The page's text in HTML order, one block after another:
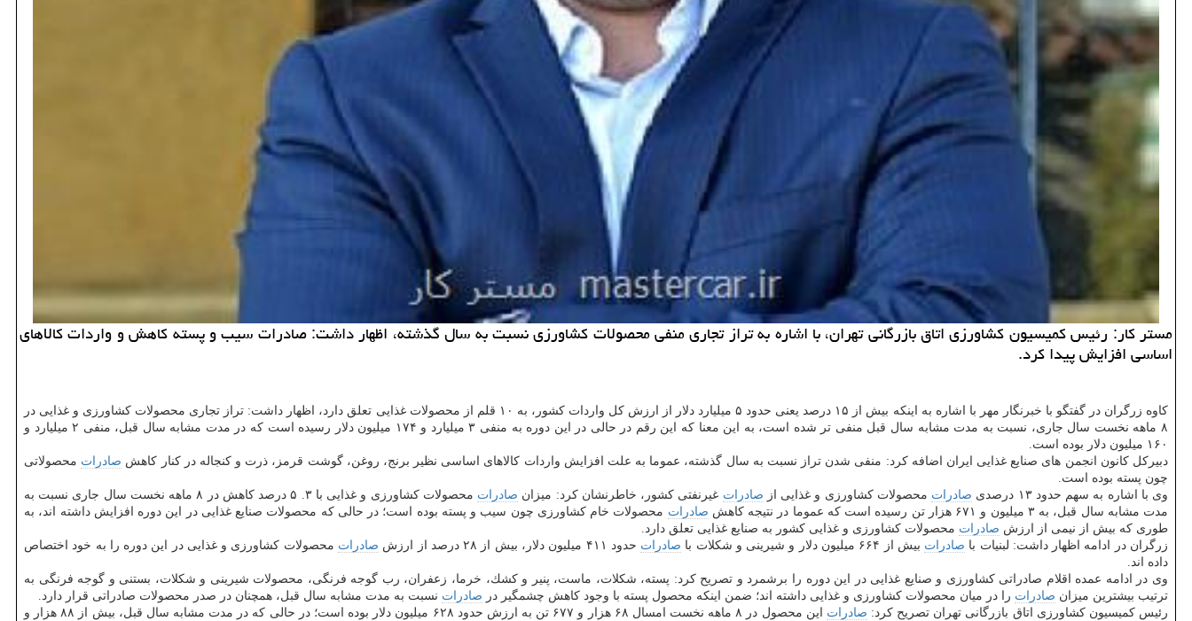
مستر كار: رئیس كمیسیون كشاورزی اتاق بازرگانی تهران، با اشاره به تراز تجاری منفی محصولات كشاورزی نسبت به سال گذشته، اظهار داشت: صادرات سیب و پسته كاهش و واردات كالاهای
اساسی افزایش پیدا كرد.
كاوه زرگران در گفتگو با خبرنگار مهر با اشاره به اینكه بیش از ۱۵ درصد یعنی حدود ۵ میلیارد دلار از ارزش كل واردات كشور، به ۱۰ قلم از محصولات غذایی تعلق دارد، اظهار داشت: تراز تجاری محصولات كشاورزی و غذایی در
۸ ماهه نخست سال جاری، نسبت به مدت مشابه سال قبل منفی تر شده است، به این معنا كه این رقم در حالی در این دوره به منفی ۳ میلیارد و ۱۷۴ میلیون دلار رسیده است كه در مدت مشابه سال قبل، منفی ۲ میلیارد و
۱۶۰ میلیون دلار بوده است.
دبیركل كانون انجمن های صنایع غذایی ایران اضافه كرد: منفی شدن تراز نسبت به سال گذشته، عموما به علت افزایش واردات كالاهای اساسی نظیر برنج، روغن، گوشت قرمز، ذرت و كنجاله در كنار كاهش صادرات محصولاتی
چون پسته بوده است.
وی با اشاره به سهم حدود ۱۳ درصدی
صادرات محصولات كشاورزی و غذایی از صادرات غیرنفتی كشور، خاطرنشان كرد: میزان صادرات
محصولات كشاورزی و غذایی با ۳. ۵ درصد كاهش در ۸ ماهه نخست سال جاری نسبت به
مدت مشابه سال قبل، به ۳ میلیون و ۶۷۱ هزار تن رسیده است كه عموما در نتیجه كاهش
صادرات محصولات خام كشاورزی چون سیب و پسته بوده است؛ در حالی كه محصولات صنایع غذایی در این دوره افزایش داشته اند، به
طوری كه بیش از نیمی از ارزش صادرات محصولات كشاورزی و غذایی كشور به صنایع غذایی تعلق دارد.
زرگران در ادامه اظهار داشت: لبنیات با صادرات بیش از ۶۶۴ میلیون دلار و شیرینی و شكلات با صادرات حدود ۴۱۱ میلیون دلار، بیش از ۲۸ درصد از ارزش صادرات محصولات كشاورزی و غذایی در این دوره را به خود اختصاص
داده اند.
وی در ادامه عمده اقلام صادراتی كشاورزی و صنایع غذایی در این دوره را برشمرد و تصریح كرد: پسته، شكلات، ماست، پنیر و كشك، خرما، زعفران، رب گوجه فرنگی، محصولات شیرینی و شكلات، بستنی و گوجه فرنگی به
ترتیب بیشترین میزان صادرات را در میان محصولات كشاورزی و غذایی داشته اند؛ ضمن اینكه محصول پسته با وجود كاهش چشمگیر در صادرات نسبت به مدت مشابه سال قبل، همچنان در صدر محصولات صادراتی قرار دارد.
رئیس كمیسیون كشاورزی اتاق بازرگانی تهران تصریح كرد: صادرات
این محصول در ۸ ماهه نخست امسال ۶۸ هزار و ۶۷۷ تن به ارزش حدود ۶۲۸ میلیون دلار بوده است؛ در حالی كه در مدت مشابه سال قبل، بیش از ۸۸ هزار و